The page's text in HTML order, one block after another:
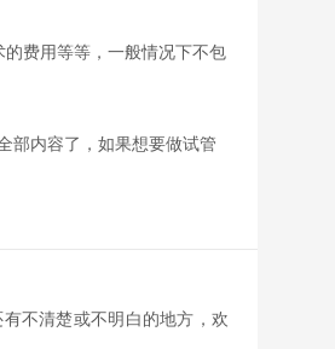
费用等等，一般情况下不包
部内容了，如果想要做试管
有不清楚或不明白的地方，欢